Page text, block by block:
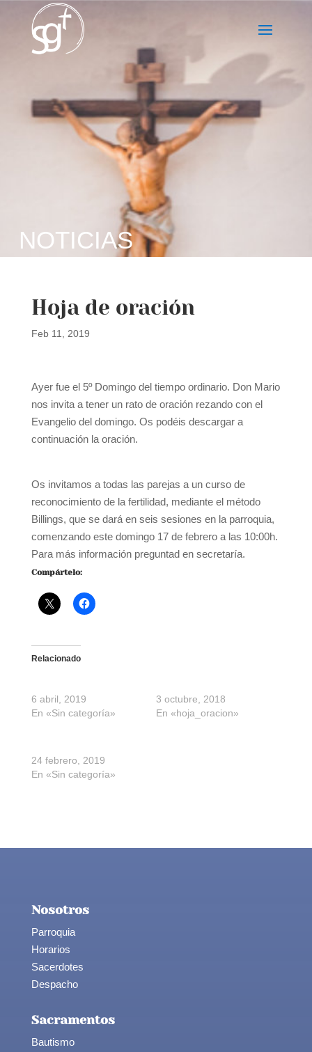
NOTICIAS
Hoja de oración
Feb 11, 2019
Ayer fue el 5º Domingo del tiempo ordinario. Don Mario
nos invita a tener un rato de oración rezando con el
Evangelio del domingo. Os podéis descargar a
continuación la oración.
Os invitamos a todas las parejas a un curso de
reconocimiento de la fertilidad, mediante el método
Billings, que se dará en seis sesiones en la parroquia,
comenzando este domingo 17 de febrero a las 10:00h.
Para más información preguntad en secretaría.
Compártelo:
Relacionado
6 abril, 2019
En «Sin categoría»
3 octubre, 2018
En «hoja_oracion»
24 febrero, 2019
En «Sin categoría»
Nosotros
Parroquia
Horarios
Sacerdotes
Despacho
Sacramentos
Bautismo